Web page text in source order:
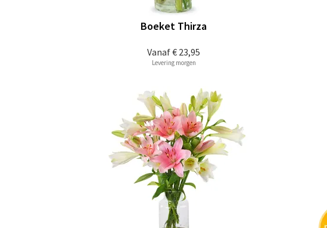
Vanaf€ 23,95
Boeket Thirza
Levering morgen